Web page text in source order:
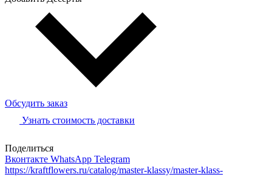
Обсудить заказ
Узнать стоимость доставки
Поделиться
Вконтакте WhatsApp Telegram
https://kraftflowers.ru/catalog/master-klassy/master-klass-